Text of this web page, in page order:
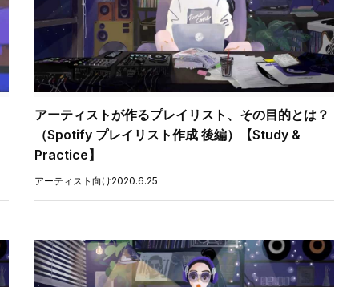
アーティストが作るプレイリスト、その目的とは？
（Spotify プレイリスト作成 後編）【Study &
Practice】
アーティスト向け2020.6.25